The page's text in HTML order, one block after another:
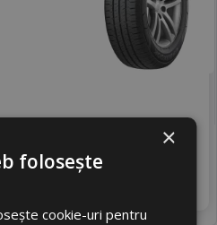
Ultima bucata!
livrare 2/3 zile
×
folosește
cookie-uri pentru